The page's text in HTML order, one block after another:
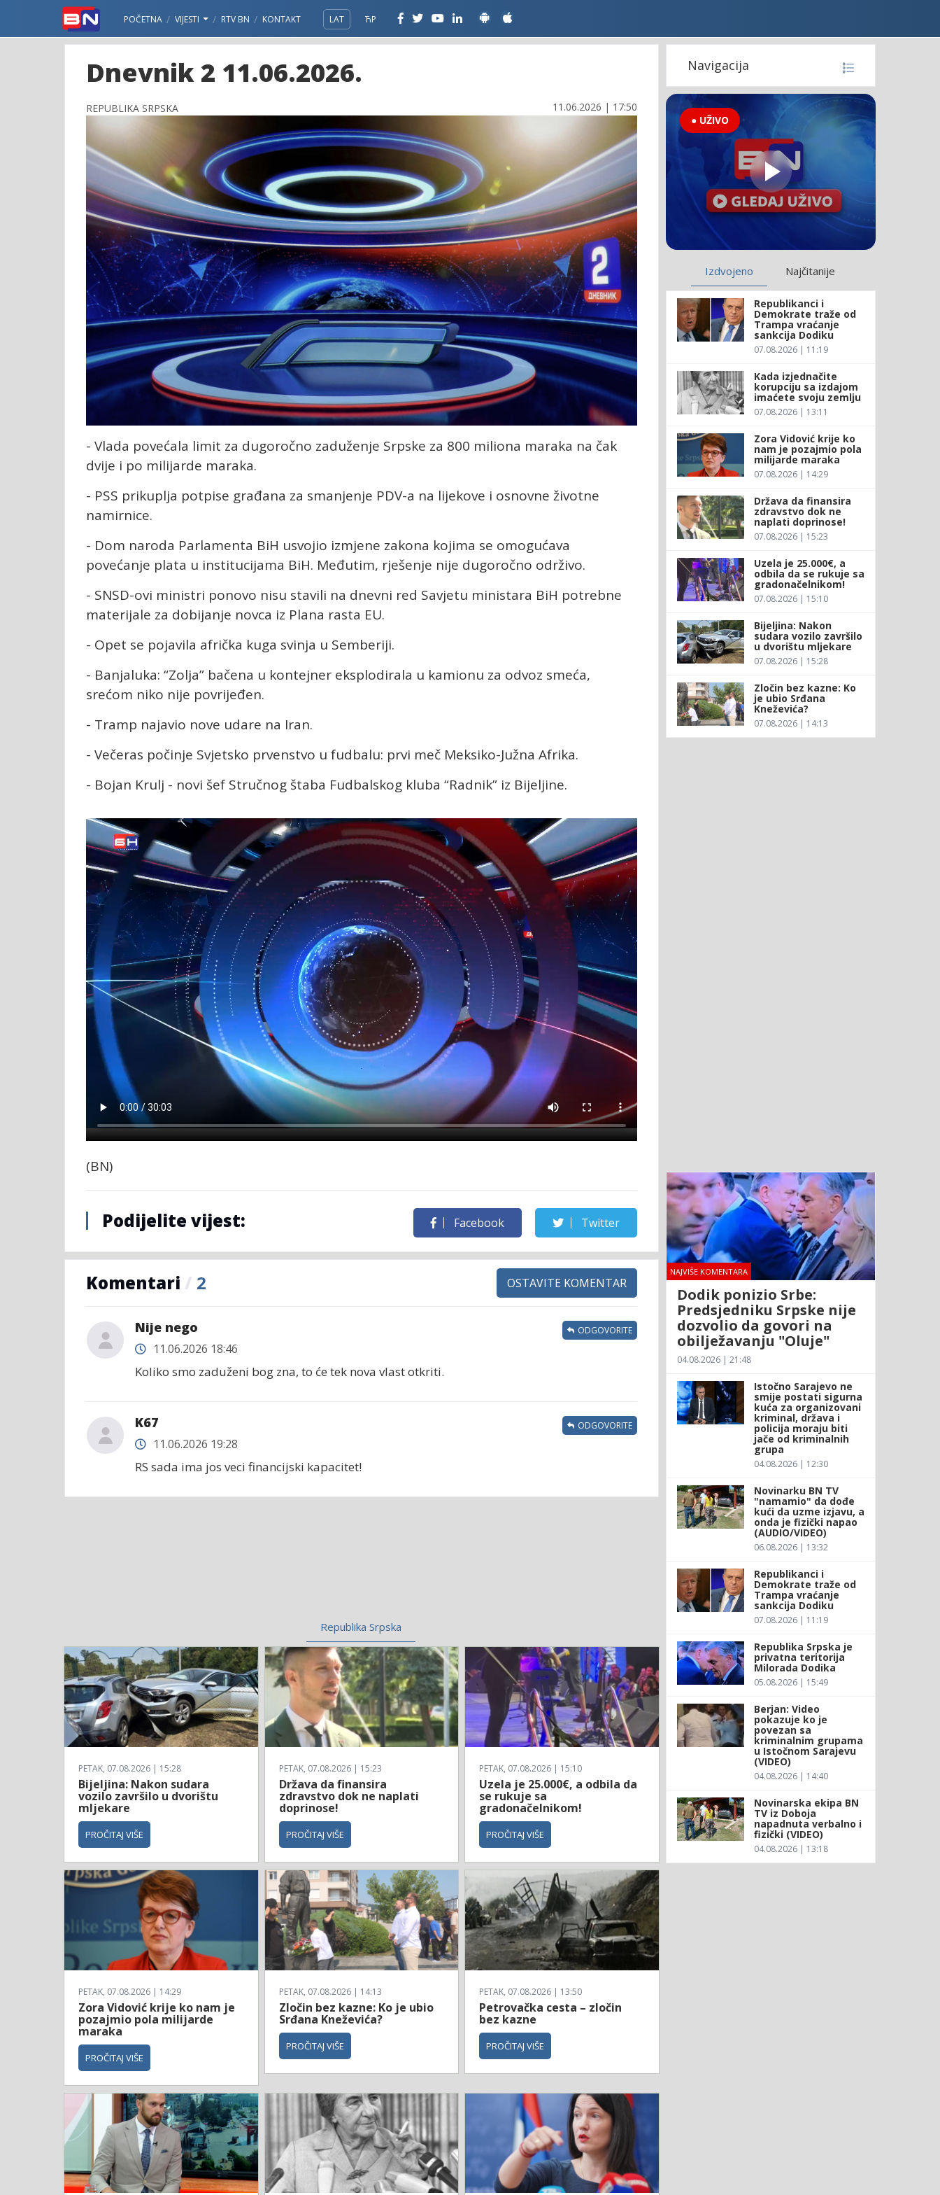
POČETNA VIJESTI RTV BN KONTAKT LAT ЋР
Dnevnik 2 11.06.2026.
REPUBLIKA SRPSKA 11.06.2026 | 17:50
- Vlada povećala limit za dugoročno zaduženje Srpske za 800 miliona maraka na čak
dvije i po milijarde maraka.
- PSS prikuplja potpise građana za smanjenje PDV-a na lijekove i osnovne životne
namirnice.
- Dom naroda Parlamenta BiH usvojio izmjene zakona kojima se omogućava
povećanje plata u institucijama BiH. Međutim, rješenje nije dugoročno održivo.
- SNSD-ovi ministri ponovo nisu stavili na dnevni red Savjetu ministara BiH potrebne
materijale za dobijanje novca iz Plana rasta EU.
- Opet se pojavila afrička kuga svinja u Semberiji.
- Banjaluka: “Zolja” bačena u kontejner eksplodirala u kamionu za odvoz smeća,
srećom niko nije povrijeđen.
- Tramp najavio nove udare na Iran.
- Večeras počinje Svjetsko prvenstvo u fudbalu: prvi meč Meksiko-Južna Afrika.
- Bojan Krulj - novi šef Stručnog štaba Fudbalskog kluba “Radnik” iz Bijeljine.
(BN)
Podijelite vijest: Facebook Twitter
Komentari / 2 OSTAVITE KOMENTAR
Nije nego
11.06.2026 18:46
Koliko smo zaduženi bog zna, to će tek nova vlast otkriti.
ODGOVORITE
K67
11.06.2026 19:28
RS sada ima jos veci financijski kapacitet!
ODGOVORITE
Republika Srpska
PETAK, 07.08.2026 | 15:28
Bijeljina: Nakon sudara
vozilo završilo u dvorištu
mljekare
PROČITAJ VIŠE
PETAK, 07.08.2026 | 15:23
Država da finansira
zdravstvo dok ne naplati
doprinose!
PROČITAJ VIŠE
PETAK, 07.08.2026 | 15:10
Uzela je 25.000€, a odbila da
se rukuje sa
gradonačelnikom!
PROČITAJ VIŠE
PETAK, 07.08.2026 | 14:29
Zora Vidović krije ko nam je
pozajmio pola milijarde
maraka
PROČITAJ VIŠE
PETAK, 07.08.2026 | 14:13
Zločin bez kazne: Ko je ubio
Srđana Kneževića?
PROČITAJ VIŠE
PETAK, 07.08.2026 | 13:50
Petrovačka cesta – zločin
bez kazne
PROČITAJ VIŠE
Navigacija
● UŽIVO
Izdvojeno Najčitanije
Republikanci i
Demokrate traže od
Trampa vraćanje
sankcija Dodiku
07.08.2026 | 11:19
Kada izjednačite
korupciju sa izdajom
imaćete svoju zemlju
07.08.2026 | 13:11
Zora Vidović krije ko
nam je pozajmio pola
milijarde maraka
07.08.2026 | 14:29
Država da finansira
zdravstvo dok ne
naplati doprinose!
07.08.2026 | 15:23
Uzela je 25.000€, a
odbila da se rukuje sa
gradonačelnikom!
07.08.2026 | 15:10
Bijeljina: Nakon
sudara vozilo završilo
u dvorištu mljekare
07.08.2026 | 15:28
Zločin bez kazne: Ko
je ubio Srđana
Kneževića?
07.08.2026 | 14:13
NAJVIŠE KOMENTARA
Dodik ponizio Srbe:
Predsjedniku Srpske nije
dozvolio da govori na
obilježavanju "Oluje"
04.08.2026 | 21:48
Istočno Sarajevo ne
smije postati sigurna
kuća za organizovani
kriminal, država i
policija moraju biti
jače od kriminalnih
grupa
04.08.2026 | 12:30
Novinarku BN TV
"namamio" da dođe
kući da uzme izjavu, a
onda je fizički napao
(AUDIO/VIDEO)
06.08.2026 | 13:32
Republikanci i
Demokrate traže od
Trampa vraćanje
sankcija Dodiku
07.08.2026 | 11:19
Republika Srpska je
privatna teritorija
Milorada Dodika
05.08.2026 | 15:49
Berjan: Video
pokazuje ko je
povezan sa
kriminalnim grupama
u Istočnom Sarajevu
(VIDEO)
04.08.2026 | 14:40
Novinarska ekipa BN
TV iz Doboja
napadnuta verbalno i
fizički (VIDEO)
04.08.2026 | 13:18